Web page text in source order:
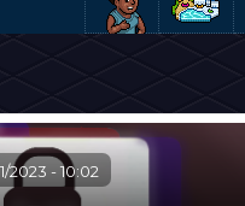
2023 -10:02